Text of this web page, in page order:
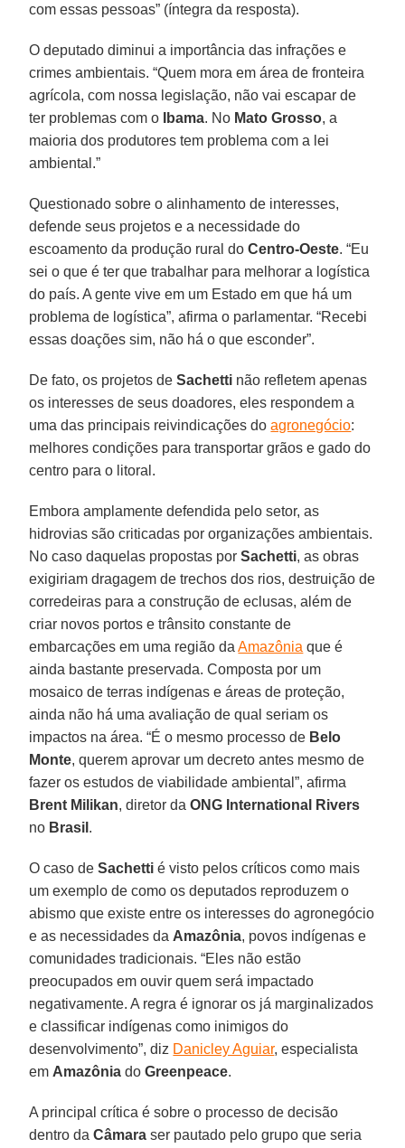
com essas pessoas” (íntegra da resposta).
O deputado diminui a importância das infrações e
crimes ambientais. “Quem mora em área de fronteira
agrícola, com nossa legislação, não vai escapar de
ter problemas com o
Ibama. No Mato Grosso, a
maioria dos produtores tem problema com a lei
ambiental.”
Questionado sobre o alinhamento de interesses,
defende seus projetos e a necessidade do
escoamento da produção rural doCentro-Oeste. “Eu
sei o que é ter que trabalhar para melhorar a logística
do país. A gente vive em um Estado em que há um
problema de logística”, afirma o parlamentar. “Recebi
essas doações sim, não há o que esconder”.
De fato, os projetos deSachetti não refletem apenas
os interesses de seus doadores, eles respondem a
uma das principais reivindicações doagronegócio:
melhores condições para transportar grãos e gado do
centro para o litoral.
Embora amplamente defendida pelo setor, as
hidrovias são criticadas por organizações ambientais.
No caso daquelas propostas porSachetti, as obras
exigiriam dragagem de trechos dos rios, destruição de
corredeiras para a construção de eclusas, além de
criar novos portos e trânsito constante de
embarcações em uma região daAmazônia que é
ainda bastante preservada. Composta por um
mosaico de terras indígenas e áreas de proteção,
ainda não há uma avaliação de qual seriam os
impactos na área. “É o mesmo processo de Belo
Monte, querem aprovar um decreto antes mesmo de
fazer os estudos de viabilidade ambiental”, afirma
Brent Milikan, diretor daONG International Rivers
no Brasil .
O caso deSachetti é visto pelos críticos como mais
um exemplo de como os deputados reproduzem o
abismo que existe entre os interesses do agronegócio
e as necessidades da Amazônia, povos indígenas e
comunidades tradicionais. “Eles não estão
preocupados em ouvir quem será impactado
negativamente. A regra é ignorar os já marginalizados
e classificar indígenas como inimigos do
desenvolvimento”, diz Danicley Aguiar, especialista
em Amazônia doGreenpeace.
A principal crítica é sobre o processo de decisão
dentro daCâmara ser pautado pelo grupo que seria